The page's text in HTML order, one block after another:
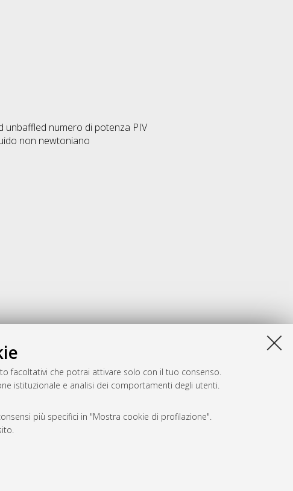
facoltativi che potrai attivare solo con il tuo consenso.
istituzionale e analisi dei comportamenti degli utenti.
più specifici in "Mostra cookie di profilazione".
unbaffled numero di potenza PIV
non newtoniano